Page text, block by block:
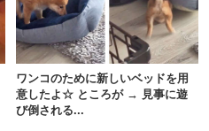
ワンコのために新しいベッドを用
意したよ☆ ところが → 見事に遊
び倒される...
閉じる